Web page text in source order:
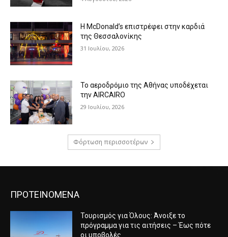
Η McDonald’s επιστρέφει στην καρδιά
της Θεσσαλονίκης
31 Ιουλίου, 2026
Το αεροδρόμιο της Αθήνας υποδέχεται
την AIRCAIRO
29 Ιουλίου, 2026
Φόρτωση περισσοτέρων
ΠΡΟΤΕΙΝΟΜΕΝΑ
Τουρισμός για Όλους: Άνοιξε το
πρόγραμμα για τις αιτήσεις – Έως πότε
οι υποβολές